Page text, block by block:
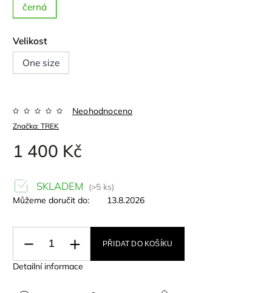
černá
Velikost
One size
Značka: TREK
Neohodnoceno
1 400 Kč
SKLADEM
(>5 ks)
Můžeme doručit do:
13.8.2026
PŘIDAT DO KOŠÍKU
Detailní informace